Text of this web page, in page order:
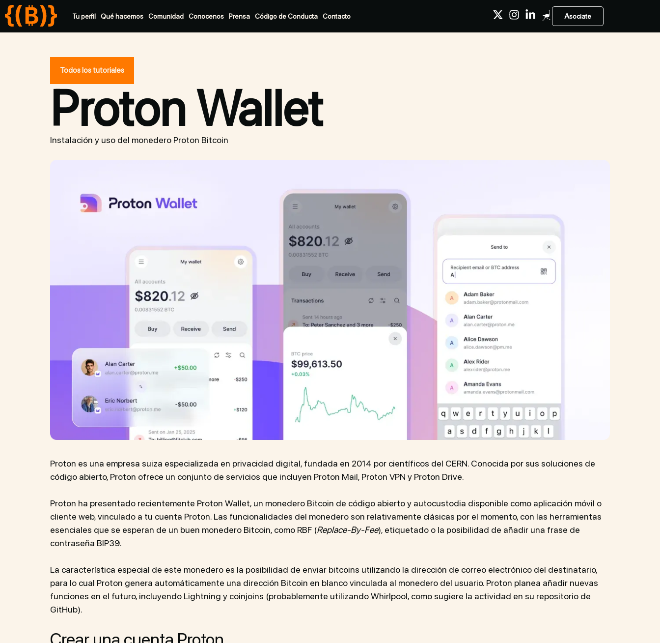
Tu perfil Qué hacemos Comunidad Conocenos Prensa Código de Conducta Contacto Asociate
Todos los tutoriales
Proton Wallet
Instalación y uso del monedero Proton Bitcoin
Proton es una empresa suiza especializada en privacidad digital, fundada en 2014 por científicos del CERN. Conocida por sus soluciones de
código abierto, Proton ofrece un conjunto de servicios que incluyen Proton Mail, Proton VPN y Proton Drive.
Proton ha presentado recientemente Proton Wallet, un monedero Bitcoin de código abierto y autocustodia disponible como aplicación móvil o
cliente web, vinculado a tu cuenta Proton. Las funcionalidades del monedero son relativamente clásicas por el momento, con las herramientas
esenciales que se esperan de un buen monedero Bitcoin, como RBF (Replace-By-Fee), etiquetado o la posibilidad de añadir una frase de
contraseña BIP39.
La característica especial de este monedero es la posibilidad de enviar bitcoins utilizando la dirección de correo electrónico del destinatario,
para lo cual Proton genera automáticamente una dirección Bitcoin en blanco vinculada al monedero del usuario. Proton planea añadir nuevas
funciones en el futuro, incluyendo Lightning y coinjoins (probablemente utilizando Whirlpool, como sugiere la actividad en su repositorio de
GitHub).